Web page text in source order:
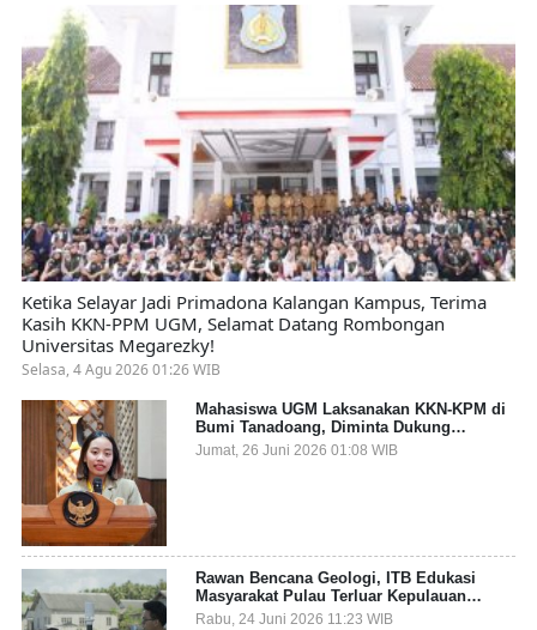
Ketika Selayar Jadi Primadona Kalangan Kampus, Terima
Kasih KKN-PPM UGM, Selamat Datang Rombongan
Universitas Megarezky!
Selasa, 4 Agu 2026 01:26 WIB
Mahasiswa UGM Laksanakan KKN-KPM di
Bumi Tanadoang, Diminta Dukung
Gemerlap dan Beri Solusi pada Persoalan
Sampah Pesisir
Jumat, 26 Juni 2026 01:08 WIB
Rawan Bencana Geologi, ITB Edukasi
Masyarakat Pulau Terluar Kepulauan
Selayar Terkait Mitigasi Berbasis Kawasan
Rabu, 24 Juni 2026 11:23 WIB